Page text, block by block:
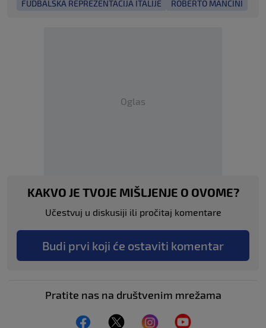
FUDBALSKA REPREZENTACIJA ITALIJE ROBERTO MANCINI
Oglas
KAKVO JE TVOJE MIŠLJENJE O OVOME?
Učestvuj u diskusiji ili pročitaj komentare
Budi prvi koji će ostaviti komentar
Pratite nas na društvenim mrežama